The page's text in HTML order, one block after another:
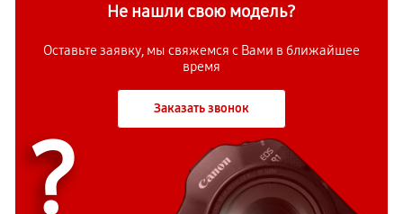
Не нашли свою модель?
Оставьте заявку, мы свяжемся с Вами в ближайшее
время
Заказать звонок
?